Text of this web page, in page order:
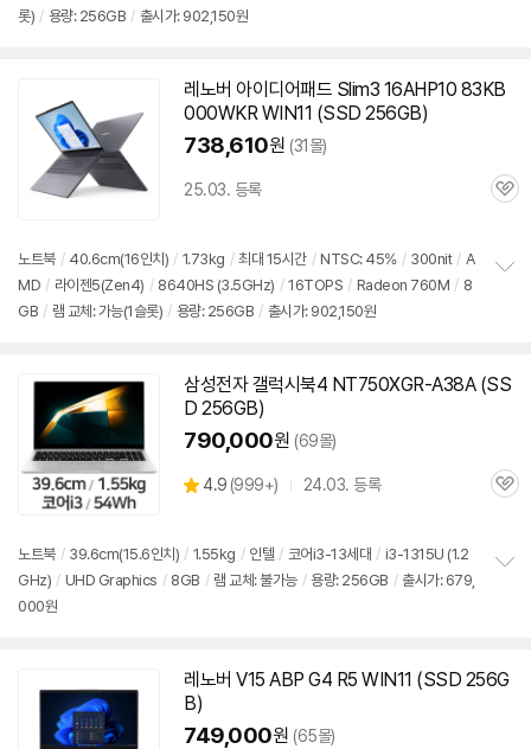
롯) / 용량: 256GB / 출시가: 902,150원
레노버 아이디어패드 Slim3 16AHP10 83KB
000WKR WIN11 (SSD 256GB)
738,610원 (31몰)
25.03. 등록
관
노트북 / 40.6cm(16인치) / 1.73kg / 최대 15시간 / NTSC: 45% / 300nit / A
MD / 라이젠5(Zen4) / 8640HS (3.5GHz) / 16TOPS / Radeon 760M / 8
GB / 램 교체: 가능(1슬롯) / 용량: 256GB / 출시가: 902,150원
기
삼성전자 갤럭시북4 NT750XGR-A38A (SS
D 256GB)
790,000원 (69몰)
별
4.9 (상
뷰
999+) 24.03. 등록
관
노트북 / 39.6cm(15.6인치) / 1.55kg / 인텔 / 코어i3-13세대 / i3-1315U (1.2
GHz) / UHD Graphics / 8GB / 램 교체: 불가능 / 용량: 256GB / 출시가: 679,
000원
기
레노버 V15 ABP G4 R5 WIN11 (SSD 256G
B)
749,000원 (65몰)